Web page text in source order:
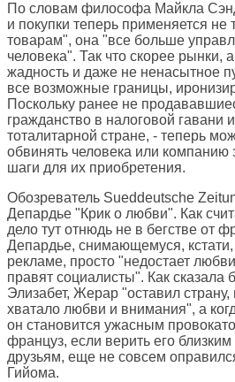
По словам философа Майкла
и покупки теперь применяется не
товарам", она "все больше
человека". Так что скорее рынки,
жадность и даже не ненасытное
все возможные границы,
Поскольку ранее не
гражданство в налоговой гавани
тоталитарной стране, - теперь
обвинять человека или компанию
шаги для их приобретения.
Обозреватель Sueddeutsche
Депардье "Крик о любви". Как
дело тут отнюдь не в бегстве от
Депардье, снимающемуся, кстати,
рекламе, просто "недостает
правят социалисты". Как сказала
Элизабет, Жерар "оставил
хватало любви и внимания", а
он становится ужасным
француз, если верить его
друзьям, еще не совсем
Гийома.